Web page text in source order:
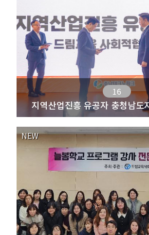
16
지역산업진흥 유공자 충청남도
NEW